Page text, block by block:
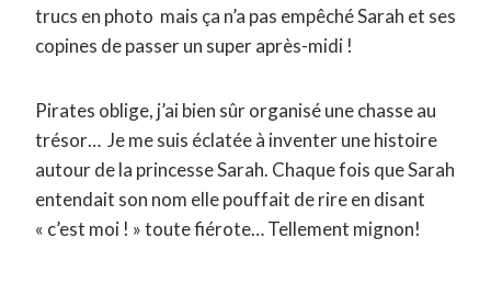
trucs en photo mais ça n’a pas empêché Sarah et ses
copines de passer un super après-midi !
Pirates oblige, j’ai bien sûr organisé une chasse au
trésor… Je me suis éclatée à inventer une histoire
autour de la princesse Sarah. Chaque fois que Sarah
entendait son nom elle pouffait de rire en disant
« c’est moi ! » toute fiérote… Tellement mignon!